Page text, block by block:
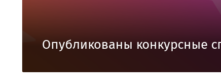
Опубликованы конкурсные